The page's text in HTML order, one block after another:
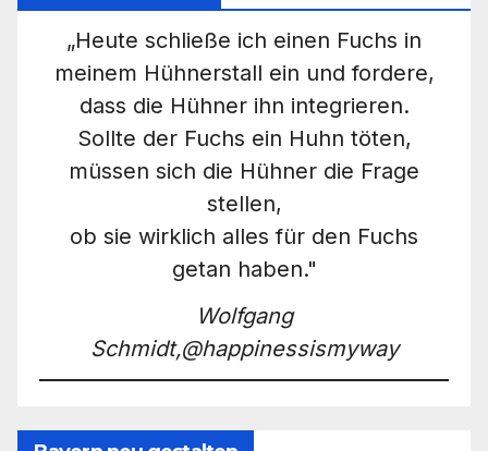
„Heute schließe ich einen Fuchs in
meinem Hühnerstall ein und fordere,
dass die Hühner ihn integrieren.
Sollte der Fuchs ein Huhn töten,
müssen sich die Hühner die Frage
stellen,
ob sie wirklich alles für den Fuchs
getan haben."
Wolfgang
Schmidt,@happinessismyway